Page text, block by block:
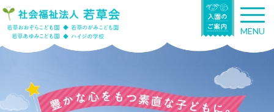
T
o
g
n
MENU